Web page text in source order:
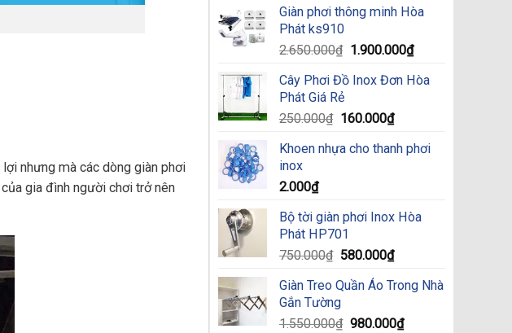
nhưng mà các dòng giàn phơi
gia đình người chơi trở nên
was:
is:
Giàn phơi thông minh Hòa
Phát ks910
2.650.000₫ Original
was:
1.900.000₫Current
is:
Cây Phơi Đồ Inox Đơn Hòa
Phát Giá Rẻ
250.000₫ Original
was:
160.000₫Current
is:
Khoen nhựa cho thanh phơi
inox
2.000₫
Bộ tời giàn phơi Inox Hòa
Phát HP701
750.000₫ Original
was:
750.000₫.
580.000₫Current
is:
Giàn Treo Quần Áo Trong Nhà
Gắn Tường
1.550.000₫ Original
980.000₫Current